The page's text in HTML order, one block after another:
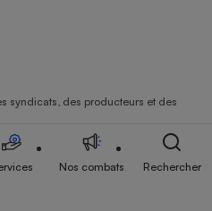
syndicats, des producteurs et des
Nos combats Rechercher